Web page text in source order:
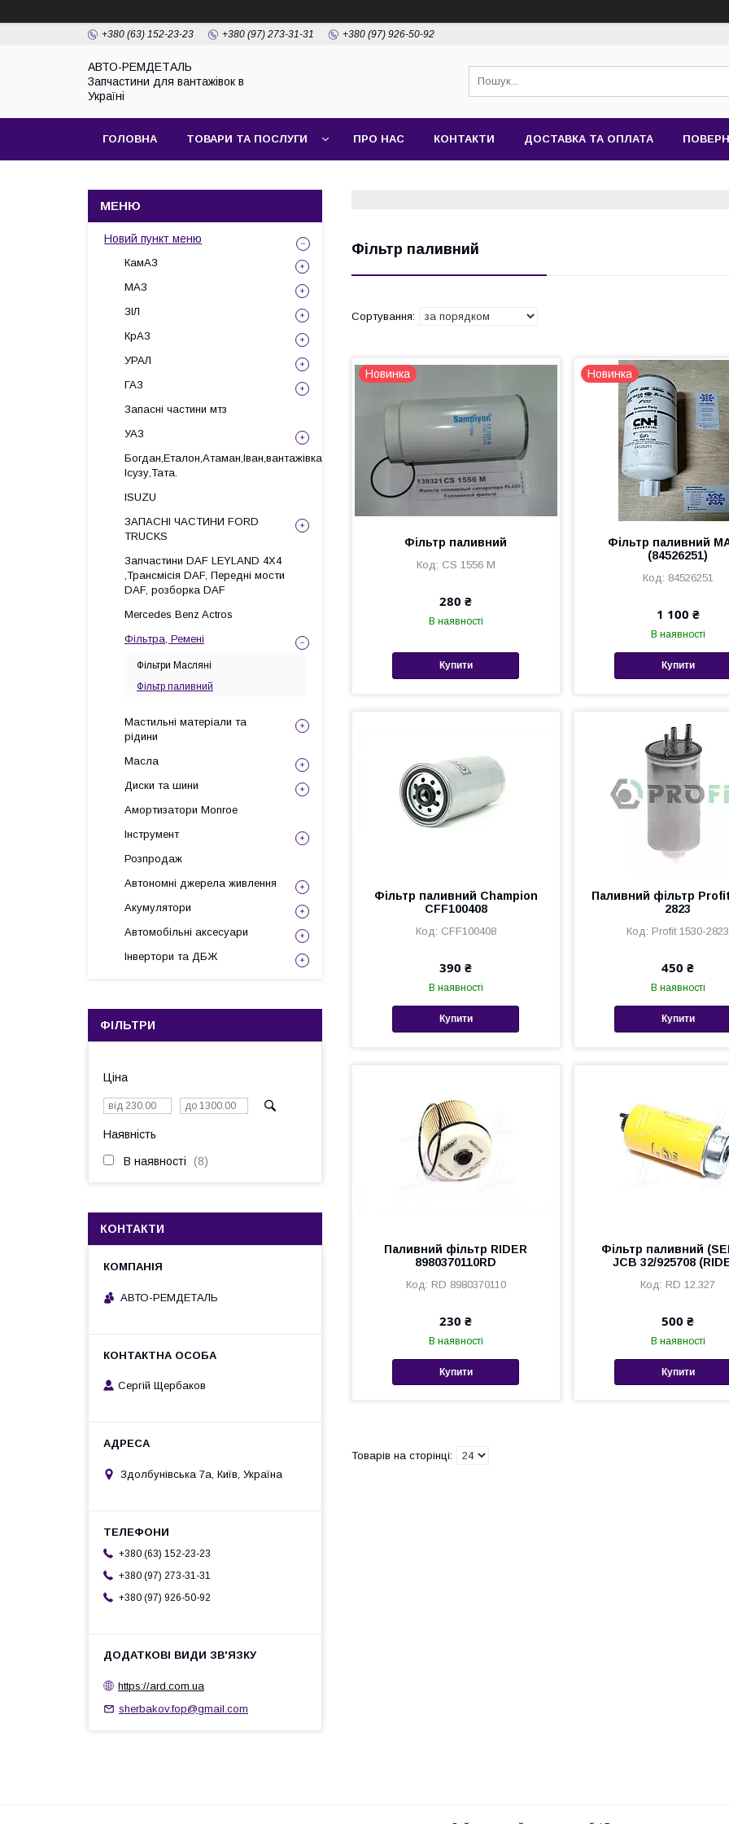
+380 (63) 152-23-23 +380 (97) 273-31-31 +380 (97) 926-50-92
АВТО-РЕМДЕТАЛЬ
Запчастини для вантажівок в
Україні
ГОЛОВНА ТОВАРИ ТА ПОСЛУГИ ПРО НАС КОНТАКТИ ДОСТАВКА ТА ОПЛАТА
Фільтр паливний
Новинка
Фільтр паливний
CS 1556 M
280 ₴
В наявності
Купити
Новинка
Фільтр паливний
(84526251)
84526251
1 100 ₴
В наявності
Купити
Фільтр паливний Champion
CFF100408
CFF100408
390 ₴
В наявності
Купити
Паливний фільтр
2823
Profit 1530-2823
450 ₴
В наявності
Купити
Паливний фільтр RIDER
8980370110RD
RD 8980370110
230 ₴
В наявності
Купити
Фільтр паливний
JCB 32/925708
RD 12.327
500 ₴
В наявності
Купити
Новий пункт меню
КамАЗ
МАЗ
ЗІЛ
КрАЗ
УРАЛ
ГАЗ
Запасні частини мтз
УАЗ
Богдан,Еталон,Атаман,Іван,вантажівка
Ісузу,Тата.
ISUZU
ЗАПАСНІ ЧАСТИНИ FORD
TRUCKS
Запчастини DAF LEYLAND 4X4
,Трансмісія DAF, Передні мости
DAF, розборка DAF
Mercedes Benz Actros
Фільтра, Ремені
Фільтри Масляні
Фільтр паливний
Мастильні матеріали та
рідини
Масла
Диски та шини
Амортизатори Monroe
Інструмент
Розпродаж
Автономні джерела живлення
Акумулятори
Автомобільні аксесуари
Інвертори та ДБЖ
ФІЛЬТРИ
Ціна
Наявність
В наявності 8
КОНТАКТИ
АВТО-РЕМДЕТАЛЬ
Сергій Щербаков
Здолбунівська 7а, Київ, Україна
+380 (63) 152-23-23
+380 (97) 273-31-31
+380 (97) 926-50-92
https://ard.com.ua
sherbakov.fop@gmail.com